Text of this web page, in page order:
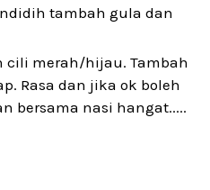
tambah gula dan
cili merah/hijau. Tambah
Rasa dan jika ok boleh
bersama nasi hangat.....